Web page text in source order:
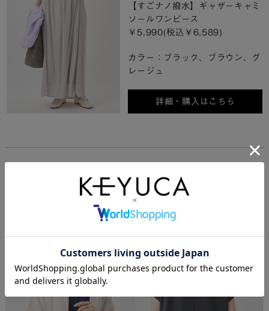
【すごナノ撥水】ギャザーキャミ
ソールワンピース
￥5,990(税込￥6,589)
カラー：ブラック、ブラウン、グ
レージュ
詳細・購入はこちら
キレイ見え＆リラックスの叶う夏ワンピース